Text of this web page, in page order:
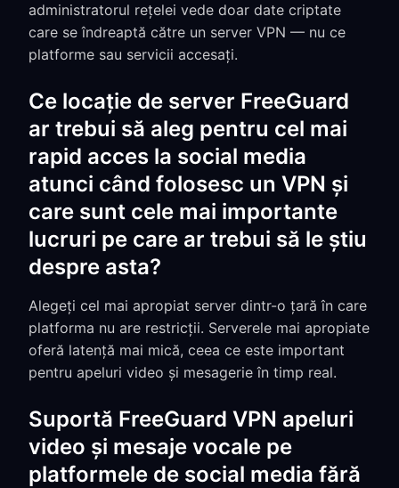
administratorul rețelei vede doar date criptate
care se îndreaptă către un server VPN — nu ce
platforme sau servicii accesați.
Ce locație de server FreeGuard
ar trebui să aleg pentru cel mai
rapid acces la social media
atunci când folosesc un VPN și
care sunt cele mai importante
lucruri pe care ar trebui să le știu
despre asta?
Alegeți cel mai apropiat server dintr-o țară în care
platforma nu are restricții. Serverele mai apropiate
oferă latență mai mică, ceea ce este important
pentru apeluri video și mesagerie în timp real.
Suportă FreeGuard VPN apeluri
video și mesaje vocale pe
platformele de social media fără